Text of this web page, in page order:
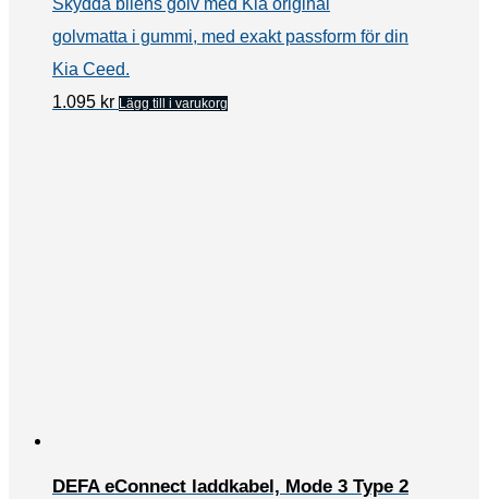
Skydda bilens golv med Kia original
golvmatta i gummi, med exakt passform för din
Kia Ceed.
1.095 kr Lägg till i varukorg
DEFA eConnect laddkabel, Mode 3 Type 2